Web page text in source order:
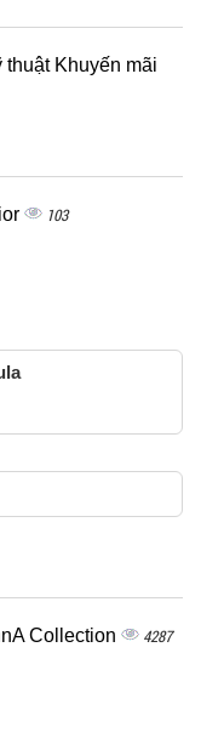
Khuyến mãi
103
Collection 4287